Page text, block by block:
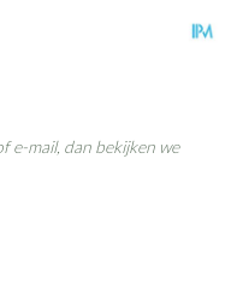
e-mail, dan bekijken we